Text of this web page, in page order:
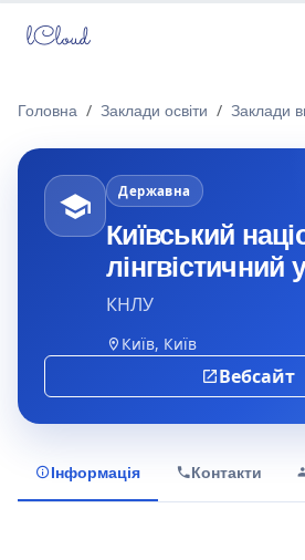
lCloud
Головна Заклади освіти Заклади
Державна
Київський
лінгвістичний
КНЛУ
Київ, Київ
Вебсайт
Інформація Контакти